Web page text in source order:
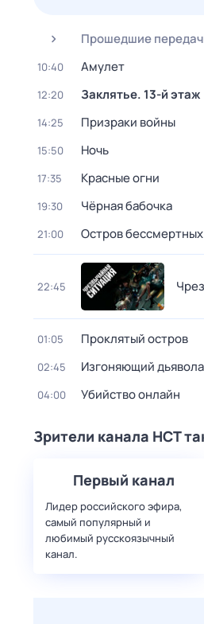
Прошедшие
10:40 Амулет
12:20 Заклятье. 13-й этаж
14:25 Призраки войны
15:50 Ночь
17:35 Красные огни
19:30 Чёрная бабочка
21:00 Остров бессмертных
22:45
01:05 Проклятый остров
02:45 Изгоняющий
04:00 Убийство онлайн
Зрители канала НСТ
Первый канал
Лидер российского эфира,
самый популярный и
любимый русскоязычный
канал.